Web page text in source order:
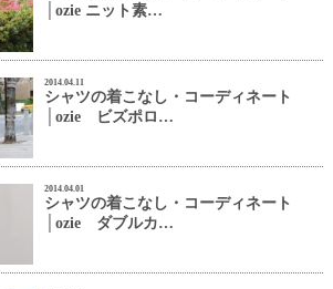
│ozie ニット素…
2014.04.11
シャツの着こなし・コーディネート
│ozie ビズポロ…
2014.04.01
シャツの着こなし・コーディネート
│ozie ダブルカ…